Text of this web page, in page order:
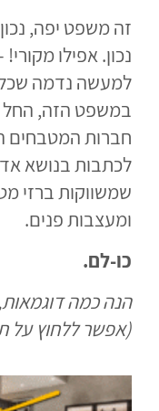
זה משפט יפה,
נכון. אפילו
למעשה נדמה
במשפט הזה, החל
חברות המטבחים
לכתבות בנושא
שמשווקות ברזי
ומעצבות פנים.
כו-לם.
הנה כמה
(אפשר ללחוץ על